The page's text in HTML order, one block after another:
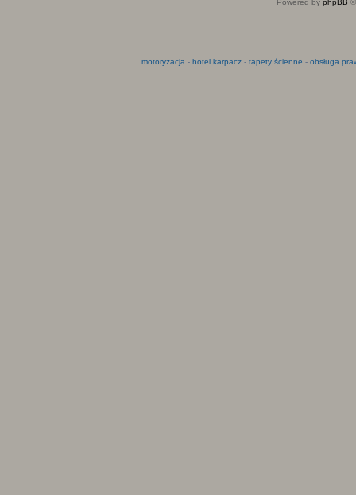
Powered by phpBB
motoryzacja - hotel karpacz- tapety ścienne - obsługa